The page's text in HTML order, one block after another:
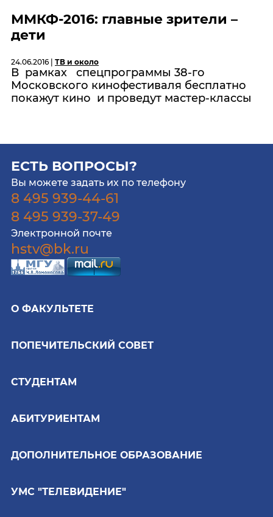
ММКФ-2016: главные зрители –
дети
24.06.2016 | ТВ и около
В рамках спецпрограммы 38-го
Московского кинофестиваля бесплатно
покажут кино и проведут мастер-классы
ЕСТЬ ВОПРОСЫ?
Вы можете задать их по телефону
8 495 939-44-61
8 495 939-37-49
Электронной почте
hstv@bk.ru
О ФАКУЛЬТЕТЕ
ПОПЕЧИТЕЛЬСКИЙ СОВЕТ
СТУДЕНТАМ
АБИТУРИЕНТАМ
ДОПОЛНИТЕЛЬНОЕ ОБРАЗОВАНИЕ
УМС "ТЕЛЕВИДЕНИЕ"